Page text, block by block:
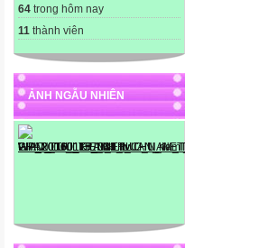
64 trong hôm nay
11 thành viên
ẢNH NGẪU NHIÊN